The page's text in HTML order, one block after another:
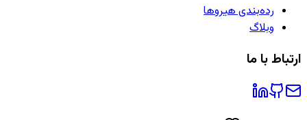
رده‌بندی هیروها
وبلاگ
ارتباط با ما